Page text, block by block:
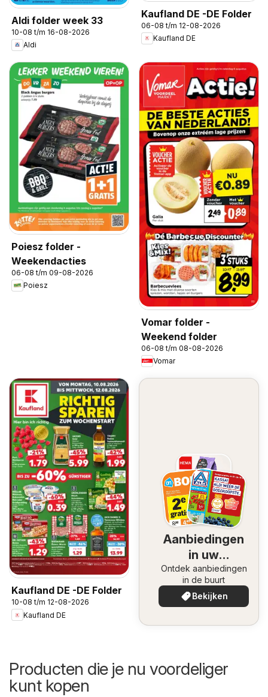
Aldi folder week 33
10-08 t/m 16-08-2026
Aldi
Kaufland DE -DE Folder
06-08 t/m 12-08-2026
Kaufland DE
Poiesz folder -
Weekendacties
06-08 t/m 09-08-2026
Poiesz
Vomar folder -
Weekend folder
06-08 t/m 08-08-2026
Vomar
Kaufland DE -DE Folder
10-08 t/m 12-08-2026
Kaufland DE
Aanbiedingen
in uw
omgeving
Ontdek aanbiedingen
in de buurt
Bekijken
Producten die je nu voordeliger
kunt kopen